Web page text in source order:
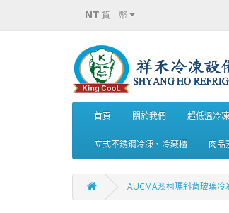
NT 貨 幣
首頁 關於我們 超低溫冷
立式不銹鋼冷凍、冷藏櫃 肉品
AUCMA澳柯瑪斜背玻璃冷